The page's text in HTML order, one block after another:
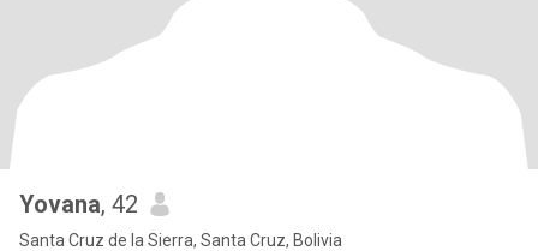
Yovana, 42
Santa Cruz de la Sierra, Santa Cruz, Bolivia